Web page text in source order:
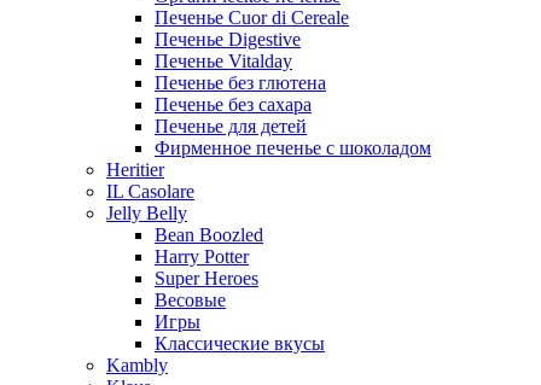
Печенье Cuor di Cereale
Печенье Digestive
Печенье Vitalday
Печенье без глютена
Печенье без сахара
Печенье для детей
Фирменное печенье с шоколадом
Heritier
IL Casolare
Jelly Belly
Bean Boozled
Harry Potter
Super Heroes
Весовые
Игры
Классические вкусы
Kambly